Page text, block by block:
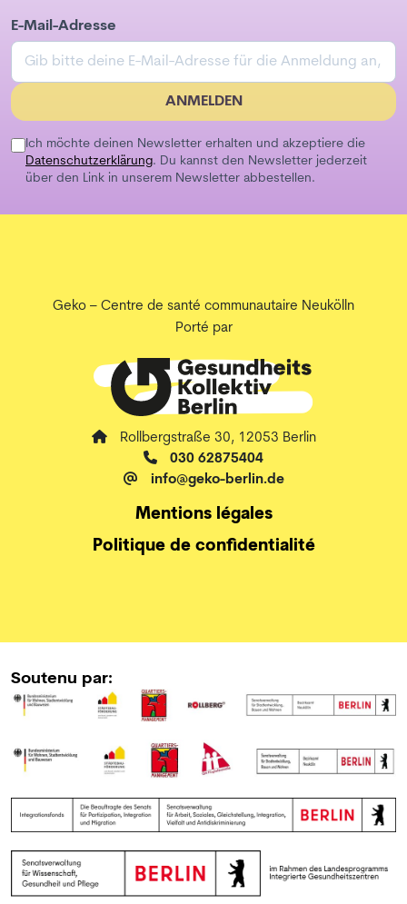
E-Mail-Adresse
ANMELDEN
Ich möchte deinen Newsletter erhalten und akzeptiere die
Datenschutzerklärung. Du kannst den Newsletter jederzeit
über den Link in unserem Newsletter abbestellen.
Geko – Centre de santé communautaire Neukölln
Porté par
Rollbergstraße 30, 12053 Berlin
030 62875404
info@geko-berlin.de
Mentions légales
Politique de confidentialité
Soutenu par: